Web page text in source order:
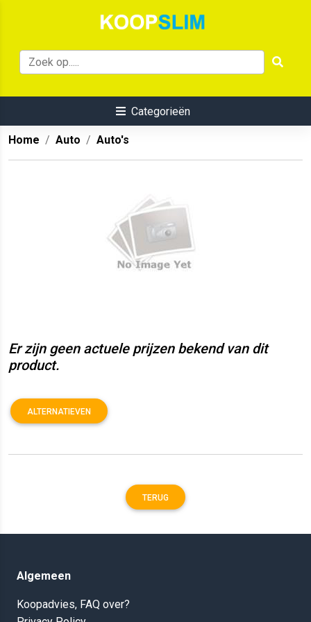
Categorieën
Home Auto Auto's
Er zijn geen actuele prijzen bekend van dit
product.
ALTERNATIEVEN
TERUG
Algemeen
Koopadvies, FAQ over?